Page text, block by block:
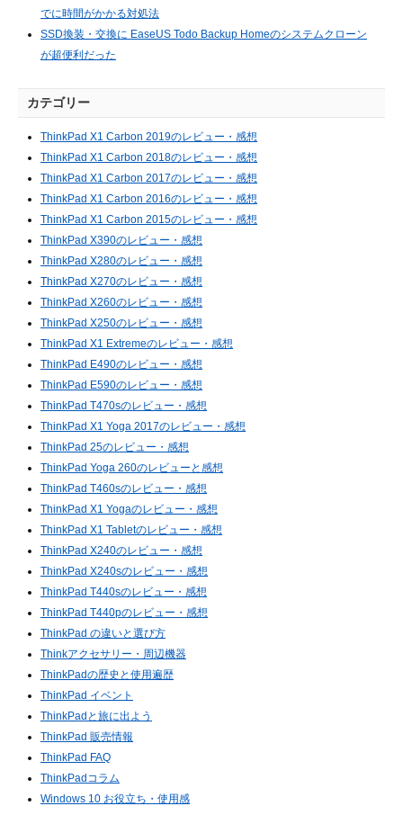
でに時間がかかる対処法
SSD換装・交換に EaseUS Todo Backup Homeのシステムクローン
が超便利だった
カテゴリー
ThinkPad X1 Carbon 2019のレビュー・感想
ThinkPad X1 Carbon 2018のレビュー・感想
ThinkPad X1 Carbon 2017のレビュー・感想
ThinkPad X1 Carbon 2016のレビュー・感想
ThinkPad X1 Carbon 2015のレビュー・感想
ThinkPad X390のレビュー・感想
ThinkPad X280のレビュー・感想
ThinkPad X270のレビュー・感想
ThinkPad X260のレビュー・感想
ThinkPad X250のレビュー・感想
ThinkPad X1 Extremeのレビュー・感想
ThinkPad E490のレビュー・感想
ThinkPad E590のレビュー・感想
ThinkPad T470sのレビュー・感想
ThinkPad X1 Yoga 2017のレビュー・感想
ThinkPad 25のレビュー・感想
ThinkPad Yoga 260のレビューと感想
ThinkPad T460sのレビュー・感想
ThinkPad X1 Yogaのレビュー・感想
ThinkPad X1 Tabletのレビュー・感想
ThinkPad X240のレビュー・感想
ThinkPad X240sのレビュー・感想
ThinkPad T440sのレビュー・感想
ThinkPad T440pのレビュー・感想
ThinkPad の違いと選び方
Thinkアクセサリー・周辺機器
ThinkPadの歴史と使用遍歴
ThinkPad イベント
ThinkPadと旅に出よう
ThinkPad 販売情報
ThinkPad FAQ
ThinkPadコラム
Windows 10 お役立ち・使用感